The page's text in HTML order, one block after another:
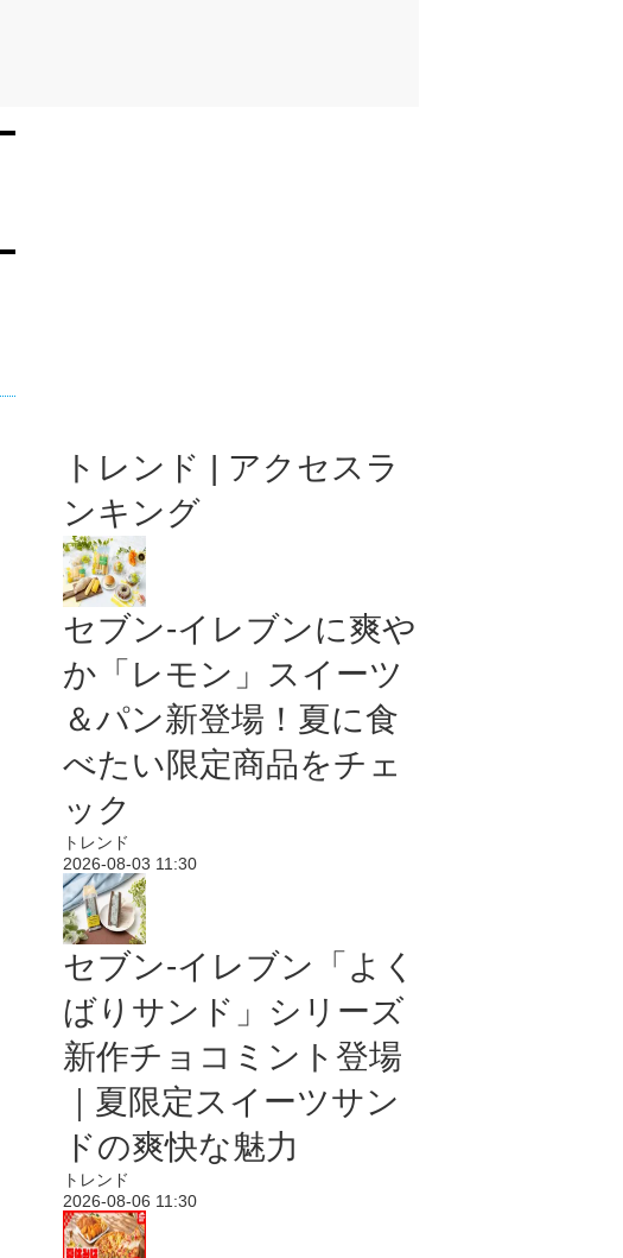
トレンド | アクセスラ
ンキング
セブン‐イレブンに爽や
か「レモン」スイーツ
＆パン新登場！夏に食
べたい限定商品をチェ
ック
トレンド
2026-08-03 11:30
セブン‐イレブン「よく
ばりサンド」シリーズ
新作チョコミント登場
｜夏限定スイーツサン
ドの爽快な魅力
トレンド
2026-08-06 11:30